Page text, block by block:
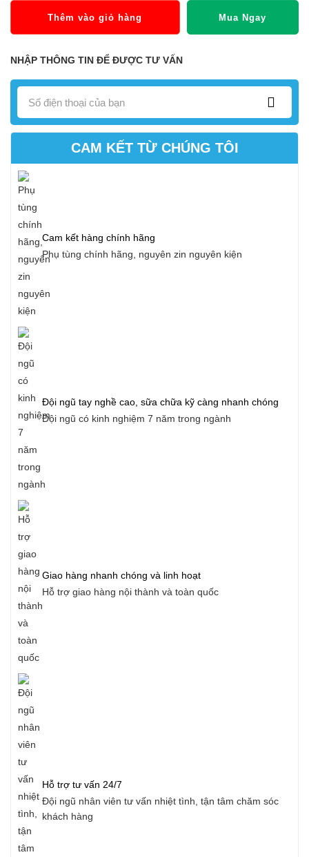
Thêm vào giỏ hàng Mua Ngay
NHẬP THÔNG TIN ĐỂ ĐƯỢC TƯ VẤN
CAM KẾT TỪ CHÚNG TÔI
Cam kết hàng chính hãng
Phụ tùng chính hãng, nguyên zin nguyên kiện
Đội ngũ tay nghề cao, sữa chữa kỹ càng nhanh chóng
Đội ngũ có kinh nghiệm 7 năm trong ngành
Giao hàng nhanh chóng và linh hoạt
Hỗ trợ giao hàng nội thành và toàn quốc
Hỗ trợ tư vấn 24/7
Đội ngũ nhân viên tư vấn nhiệt tình, tận tâm chăm sóc
khách hàng